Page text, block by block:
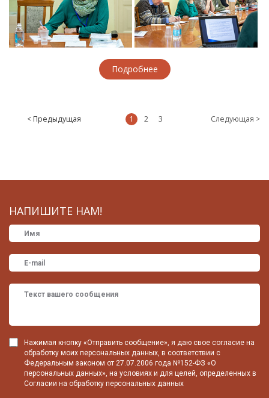
Подробнее
< Предыдущая 1 2 3 Следующая >
НАПИШИТЕ НАМ!
Нажимая кнопку «Отправить сообщение», я даю свое согласие на
обработку моих персональных данных, в соответствии с
Федеральным законом от 27.07.2006 года №152-ФЗ «О
персональных данных», на условиях и для целей, определенных в
Согласии на обработку персональных данных